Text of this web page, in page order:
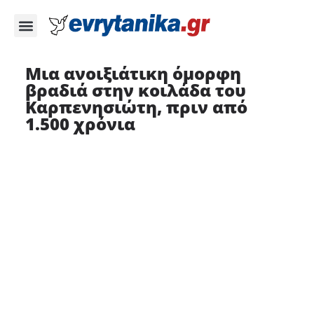
Μια ανοιξιάτικη όμορφη
βραδιά στην κοιλάδα του
Καρπενησιώτη, πριν από
1.500 χρόνια